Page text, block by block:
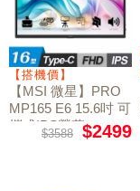
W11
【搭機價】
【MSI 微星】PRO
MP165 E6 15.6吋 可
攜式IPS螢幕
$3588 $2499